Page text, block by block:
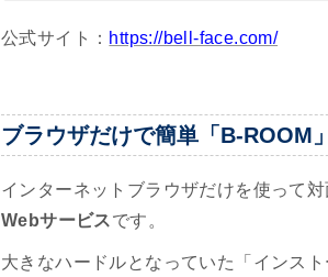
公式サイト： https://bell-face.com/
ブラウザだけで簡単「B-ROOM」
インターネットブラウザだけを使って
Webサービスです。
大きなハードルとなっていた「インス